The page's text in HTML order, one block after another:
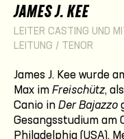
JAMES J. KEE
LEITER CASTING UND
LEITUNG / TENOR
James J. Kee wurde
Max im Freischütz,
Canio in Der Bajazzo
Gesangsstudium
Philadelphia (USA).